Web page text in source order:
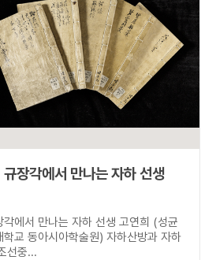
규장각에서 만나는 자하 선생
각에서 만나는 자하 선생 고연희 (성균
학교 동아시아학술원) 자하산방과 자하
선중...